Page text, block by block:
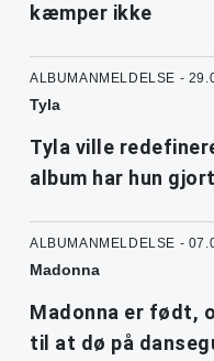
kæmper ikke
ALBUMANMELDELSE -
Tyla
Tyla ville
album har hun
ALBUMANMELDELSE -
Madonna
Madonna er født,
til at dø på